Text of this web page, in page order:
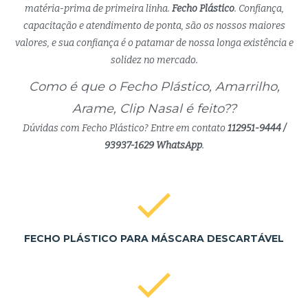
matéria-prima de primeira linha. Fecho Plástico. Confiança,
capacitação e atendimento de ponta, são os nossos maiores
valores, e sua confiança é o patamar de nossa longa existência e
solidez no mercado.
Como é que o Fecho Plástico, Amarrilho,
Arame, Clip Nasal é feito??
Dúvidas com Fecho Plástico? Entre em contato 112951-9444 /
93937-1629 WhatsApp.
FECHO PLÁSTICO PARA MÁSCARA DESCARTÁVEL